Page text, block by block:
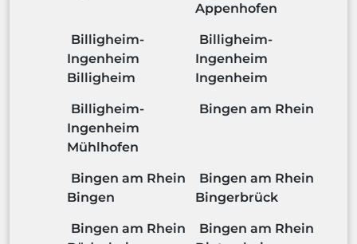
Appenhofen
Billigheim-
Ingenheim
Billigheim
Billigheim-
Ingenheim
Ingenheim
Billigheim-
Ingenheim
Mühlhofen
Bingen am Rhein
Bingen am Rhein
Bingen
Bingen am Rhein
Bingerbrück
Bingen am Rhein
Bingen am Rhein